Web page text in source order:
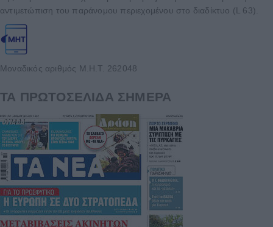
αντιμετώπιση του παράνομου περιεχομένου στο διαδίκτυο (L 63).
Μοναδικός αριθμός Μ.Η.Τ. 262048
ΤΑ ΠΡΩΤΟΣΕΛΙΔΑ ΣΗΜΕΡΑ